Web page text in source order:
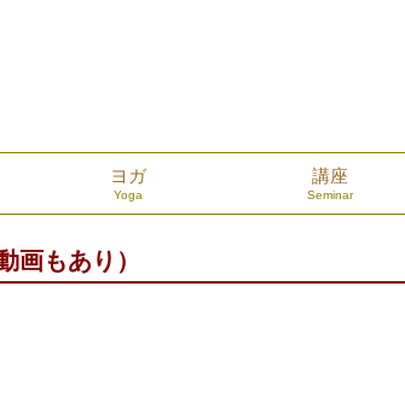
ヨガ
Yoga
講座
Seminar
画もあり）